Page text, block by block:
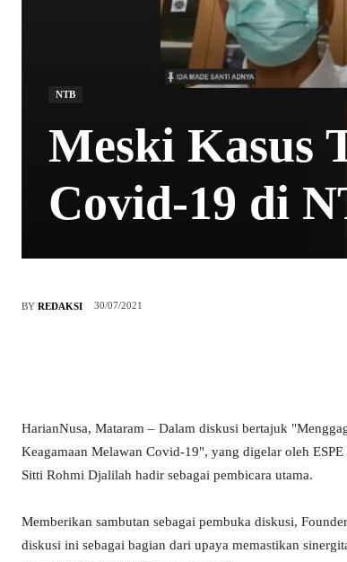
NTB
Meski Kasus
Covid-19 di
BY REDAKSI 30/07/2021
HarianNusa, Mataram – Dalam diskusi bertajuk
Keagamaan Melawan Covid-19", yang digelar oleh
Sitti Rohmi Djalilah hadir sebagai pembicara utama.
Memberikan sambutan sebagai pembuka diskusi,
diskusi ini sebagai bagian dari upaya memastikan